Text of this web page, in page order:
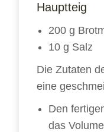
Hauptteig
200 g
10 g Salz
Die Zutaten
eine
Den
das